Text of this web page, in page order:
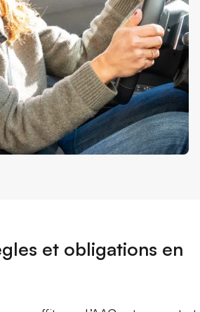
et obligations en